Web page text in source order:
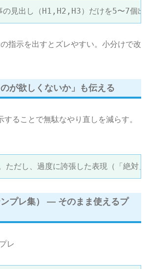
の指示を出すとズレやすい。小分けで改
が欲しくないか」も伝える
することで無駄なやり直しを減らす。
ただし、過度に誇張した表現（「絶対
プレ集） — そのまま使えるプ
レ